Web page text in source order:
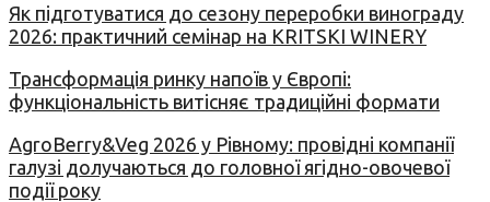
Як підготуватися до сезону переробки винограду
2026: практичний семінар на KRITSKI WINERY
Трансформація ринку напоїв у Європі:
функціональність витісняє традиційні формати
AgroBerry&Veg 2026 у Рівному: провідні компанії
галузі долучаються до головної ягідно-овочевої
події року